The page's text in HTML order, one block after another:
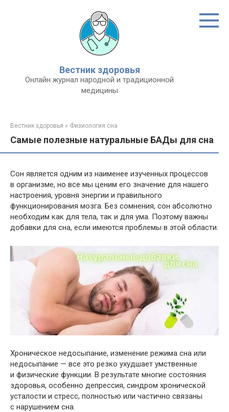
Вестник здоровья
Онлайн журнал народной и традиционной
медицины
Вестник здоровья » Физиология сна
Самые полезные натуральные БАДы для сна
Сон является одним из наименее изученных процессов
в организме, но все мы ценим его значение для нашего
настроения, уровня энергии и правильного
функционирования мозга. Без сомнения, сон абсолютно
необходим как для тела, так и для ума. Поэтому важны
добавки для сна, если имеются проблемы в этой области.
Хроническое недосыпание, изменение режима сна или
недосыпание — все это резко ухудшает умственные
и физические функции. В результате многие состояния
здоровья, особенно депрессия, синдром хронической
усталости и стресс, полностью или частично связаны
с нарушением сна.